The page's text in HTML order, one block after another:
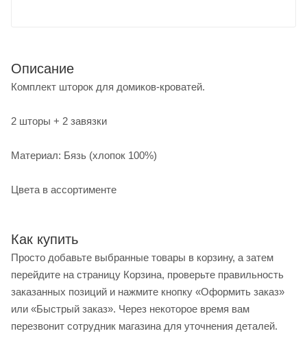
Описание
Комплект шторок для домиков-кроватей.
2 шторы + 2 завязки
Материал: Бязь (хлопок 100%)
Цвета в ассортименте
Как купить
Просто добавьте выбранные товары в корзину, а затем
перейдите на страницу Корзина, проверьте правильность
заказанных позиций и нажмите кнопку «Оформить заказ»
или «Быстрый заказ». Через некоторое время вам
перезвонит сотрудник магазина для уточнения деталей.